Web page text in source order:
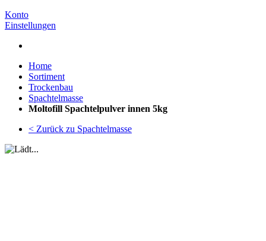
Konto
Einstellungen
Home
Sortiment
Trockenbau
Spachtelmasse
Moltofill Spachtelpulver innen 5kg
< Zurück zu Spachtelmasse